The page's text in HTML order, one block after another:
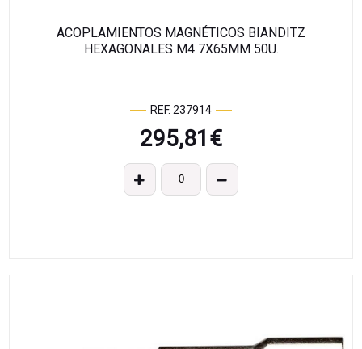
ACOPLAMIENTOS MAGNÉTICOS BIANDITZ
HEXAGONALES M4 7X65MM 50U.
REF. 237914
295,81€